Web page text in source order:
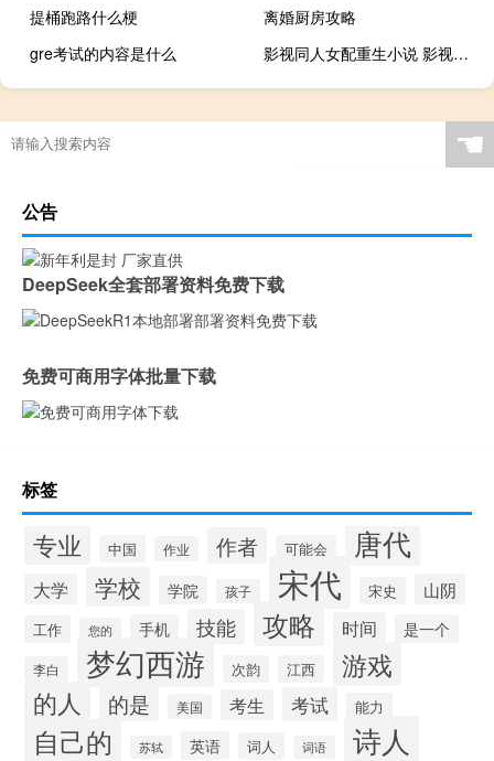
提桶跑路什么梗
离婚厨房攻略
gre考试的内容是什么
影视同人女配重生小说 影视同人小说排行榜
☚
公告
DeepSeek全套部署资料免费下载
免费可商用字体批量下载
标签
专业 中国 作业 作者 可能会 唐代
大学 学校 学院 孩子 宋代 宋史 山阴
工作 您的 手机 技能 攻略 时间 是一个
李白 梦幻西游 次韵 江西 游戏
的人 的是 美国 考生 考试 能力
自己的 苏轼 英语 词人 词语 诗人